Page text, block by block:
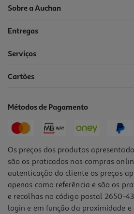
Sobre a Auchan
Entregas
Serviços
Cartões
Métodos de Pagamento
Os preços dos produtos
são os praticados nas compras
autenticação do cliente os preços
apenas como referência e são os
e recolhas no código postal 2650-
login e em função da proximidade